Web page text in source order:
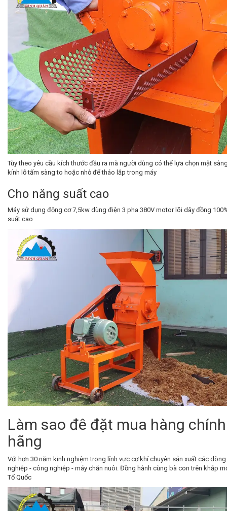
Tùy theo yêu cầu kích thước đầu ra mà người dùng có thể lựa chọn mặt
kính lỗ tấm sàng to hoặc nhỏ để tháo lắp trong máy
Cho năng suất cao
Máy sử dụng động cơ 7,5kw dùng điện 3 pha 380V motor lõi dây đồng
suất cao
Làm sao đê đặt mua hàng chính
hãng
Với hơn 30 năm kinh nghiệm trong lĩnh vực cơ khí chuyên sản xuất các
nghiệp - công nghiệp - máy chăn nuôi. Đồng hành cùng bà con trên khắp
Tố Quốc